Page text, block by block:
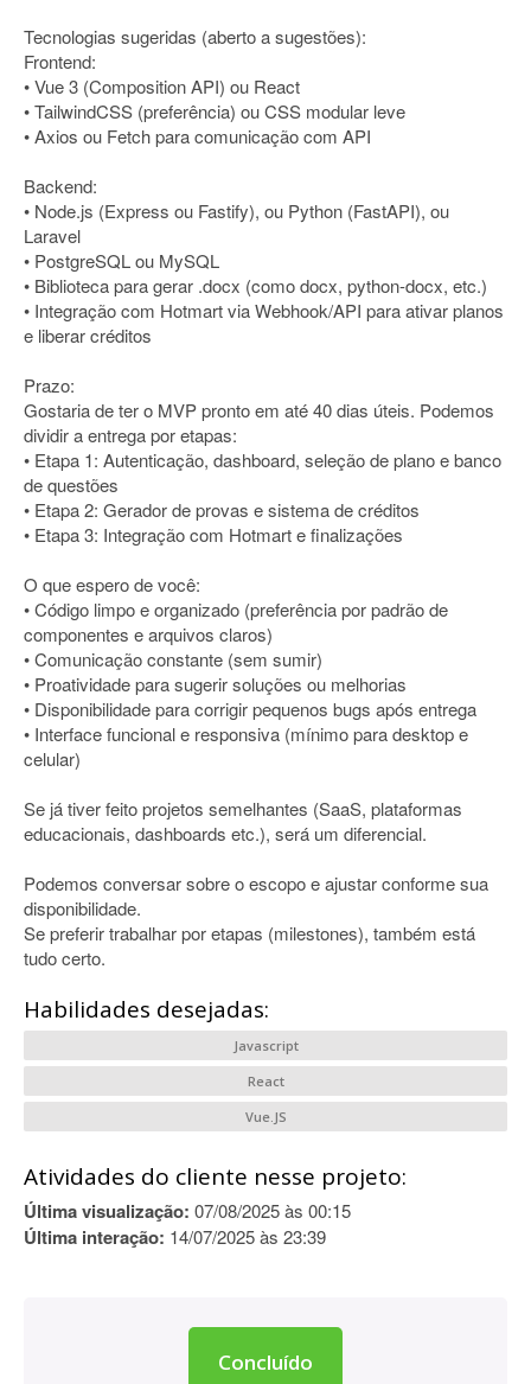
Tecnologias sugeridas (aberto a sugestões):
Frontend:
• Vue 3 (Composition API) ou React
• TailwindCSS (preferência) ou CSS modular leve
• Axios ou Fetch para comunicação com API
Backend:
• Node.js (Express ou Fastify), ou Python (FastAPI), ou
Laravel
• PostgreSQL ou MySQL
• Biblioteca para gerar .docx (como docx, python-docx, etc.)
• Integração com Hotmart via Webhook/API para ativar planos
e liberar créditos
Prazo:
Gostaria de ter o MVP pronto em até 40 dias úteis. Podemos
dividir a entrega por etapas:
• Etapa 1: Autenticação, dashboard, seleção de plano e banco
de questões
• Etapa 2: Gerador de provas e sistema de créditos
• Etapa 3: Integração com Hotmart e finalizações
O que espero de você:
• Código limpo e organizado (preferência por padrão de
componentes e arquivos claros)
• Comunicação constante (sem sumir)
• Proatividade para sugerir soluções ou melhorias
• Disponibilidade para corrigir pequenos bugs após entrega
• Interface funcional e responsiva (mínimo para desktop e
celular)
Se já tiver feito projetos semelhantes (SaaS, plataformas
educacionais, dashboards etc.), será um diferencial.
Podemos conversar sobre o escopo e ajustar conforme sua
disponibilidade.
Se preferir trabalhar por etapas (milestones), também está
tudo certo.
Habilidades desejadas:
Javascript
React
Vue.JS
Atividades do cliente nesse projeto:
Última visualização: 07/08/2025 às 00:15
Última interação: 14/07/2025 às 23:39
Concluído